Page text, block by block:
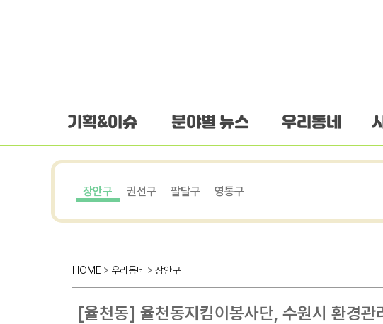
기획&이슈 분야별 뉴스 우리동네
장안구 권선구 팔달구 영통구
HOME > 우리동네 > 장안구
[율천동] 율천동지킴이봉사단, 수원시 환경관